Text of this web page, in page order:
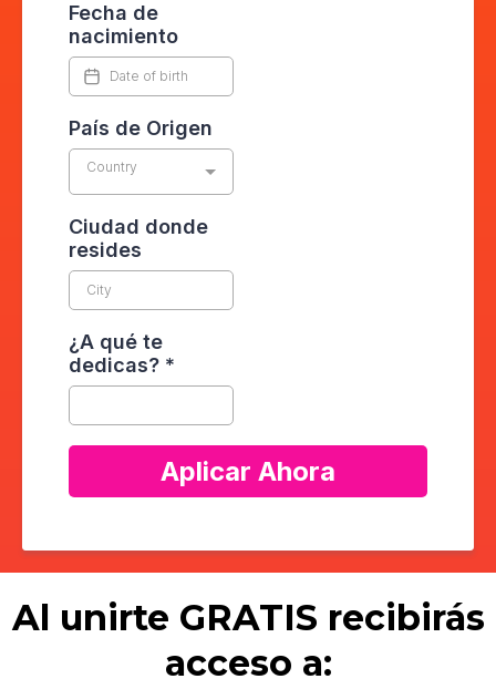
Fecha de
nacimiento
País de Origen
Country
Ciudad donde
resides
¿A qué te
dedicas? *
Aplicar Ahora
Al unirte GRATIS recibirás
acceso a: